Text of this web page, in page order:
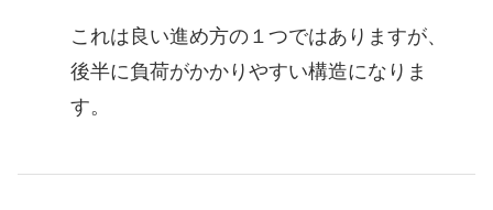
これは良い進め方の１つではありますが、
後半に負荷がかかりやすい構造になりま
す。